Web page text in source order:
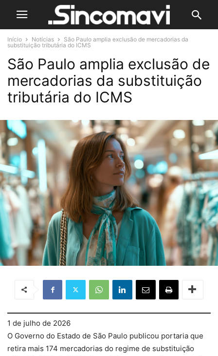
Início Notícias
São Paulo amplia exclusão de mercadorias da
substituição tributária do ICMS
São Paulo amplia exclusão de
mercadorias da substituição
tributária do ICMS
1 de julho de 2026
O Governo do Estado de São Paulo publicou portaria que
retira mais 174 mercadorias do regime de substituição